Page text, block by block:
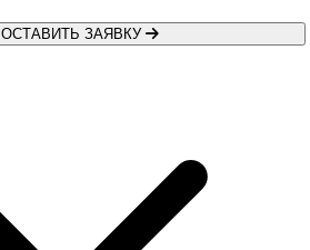
ОСТАВИТЬ ЗАЯВКУ